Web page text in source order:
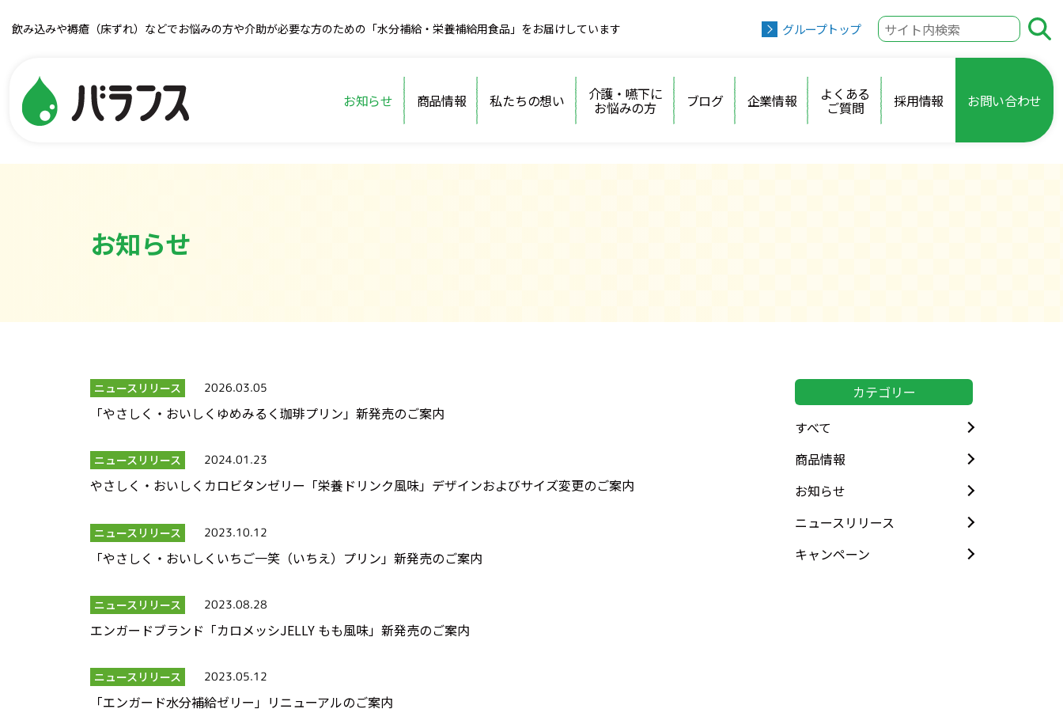
飲み込みや褥瘡（床ずれ）などでお悩みの方や介助が必要な方のための「水分補給・栄養補給用食品」をお届けしています グループトップ
お知らせ 商品情報 私たちの想い 介護・嚥下に
お悩みの方 ブログ 企業情報 よくある
ご質問 採用情報 お問い合わせ
お知らせ
ニュースリリース 2026.03.05
「やさしく・おいしくゆめみるく珈琲プリン」新発売のご案内
ニュースリリース 2024.01.23
やさしく・おいしくカロビタンゼリー「栄養ドリンク風味」デザインおよびサイズ変更のご案内
ニュースリリース 2023.10.12
「やさしく・おいしくいちご一笑（いちえ）プリン」新発売のご案内
ニュースリリース 2023.08.28
エンガードブランド「カロメッシJELLY もも風味」新発売のご案内
ニュースリリース 2023.05.12
「エンガード水分補給ゼリー」リニューアルのご案内
カテゴリー
すべて
商品情報
お知らせ
ニュースリリース
キャンペーン